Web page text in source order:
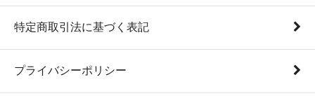
特定商取引法に基づく表記
プライバシーポリシー